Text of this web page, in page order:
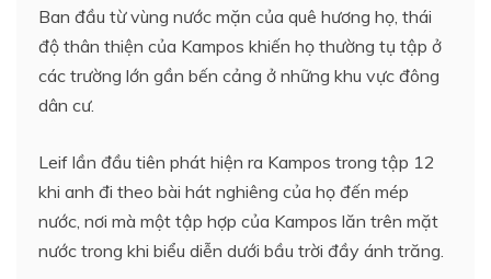
Ban đầu từ vùng nước mặn của quê hương họ, thái
độ thân thiện của Kampos khiến họ thường tụ tập ở
các trường lớn gần bến cảng ở những khu vực đông
dân cư.
Leif lần đầu tiên phát hiện ra Kampos trong tập 12
khi anh đi theo bài hát nghiêng của họ đến mép
nước, nơi mà một tập hợp của Kampos lăn trên mặt
nước trong khi biểu diễn dưới bầu trời đầy ánh trăng.